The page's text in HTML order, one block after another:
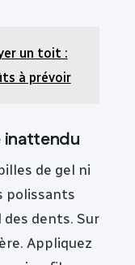
un toit :
à prévoir
inattendu
de gel ni
polissants
des dents. Sur
Appliquez